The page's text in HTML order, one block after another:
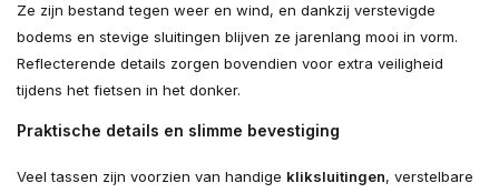
Ze zijn bestand tegen weer en wind, en dankzij verstevigde
bodems en stevige sluitingen blijven ze jarenlang mooi in vorm.
Reflecterende details zorgen bovendien voor extra veiligheid
tijdens het fietsen in het donker.
Praktische details en slimme bevestiging
Veel tassen zijn voorzien van handige kliksluitingen, verstelbare